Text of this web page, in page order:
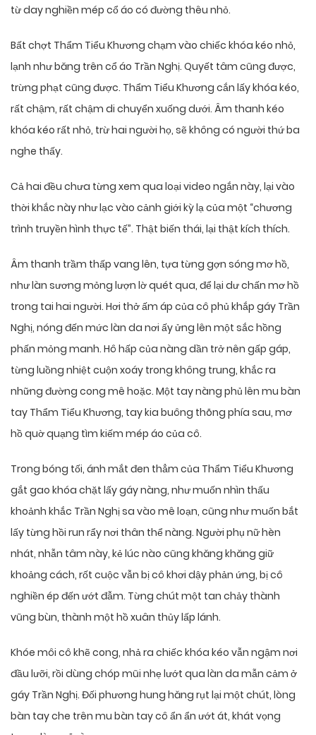
từ day nghiền mép cổ áo có đường thêu nhỏ.
Bất chợt Thẩm Tiểu Khương chạm vào chiếc khóa kéo nhỏ,
lạnh như băng trên cổ áo Trần Nghị. Quyết tâm cũng được,
trừng phạt cũng được. Thẩm Tiểu Khương cắn lấy khóa kéo,
rất chậm, rất chậm di chuyển xuống dưới. Âm thanh kéo
khóa kéo rất nhỏ, trừ hai người họ, sẽ không có người thứ ba
nghe thấy.
Cả hai đều chưa từng xem qua loại video ngắn này, lại vào
thời khắc này như lạc vào cảnh giới kỳ lạ của một “chương
trình truyền hình thực tế”. Thật biến thái, lại thật kích thích.
Âm thanh trầm thấp vang lên, tựa từng gợn sóng mơ hồ,
như làn sương mỏng lượn lờ quét qua, để lại dư chấn mơ hồ
trong tai hai người. Hơi thở ấm áp của cô phủ khắp gáy Trần
Nghị, nóng đến mức làn da nơi ấy ửng lên một sắc hồng
phấn mỏng manh. Hô hấp của nàng dần trở nên gấp gáp,
từng luồng nhiệt cuộn xoáy trong không trung, khắc ra
những đường cong mê hoặc. Một tay nàng phủ lên mu bàn
tay Thẩm Tiểu Khương, tay kia buông thõng phía sau, mơ
hồ quờ quạng tìm kiếm mép áo của cô.
Trong bóng tối, ánh mắt đen thẳm của Thẩm Tiểu Khương
gắt gao khóa chặt lấy gáy nàng, như muốn nhìn thấu
khoảnh khắc Trần Nghị sa vào mê loạn, cũng như muốn bắt
lấy từng hồi run rẩy nơi thân thể nàng. Người phụ nữ hèn
nhát, nhẫn tâm này, kẻ lúc nào cũng khăng khăng giữ
khoảng cách, rốt cuộc vẫn bị cô khơi dậy phản ứng, bị cô
nghiền ép đến ướt đẫm. Từng chút một tan chảy thành
vũng bùn, thành một hồ xuân thủy lấp lánh.
Khóe môi cô khẽ cong, nhả ra chiếc khóa kéo vẫn ngậm nơi
đầu lưỡi, rồi dùng chóp mũi nhẹ lướt qua làn da mẫn cảm ở
gáy Trần Nghị. Đối phương hung hăng rụt lại một chút, lòng
bàn tay che trên mu bàn tay cô ẩn ẩn ướt át, khát vọng